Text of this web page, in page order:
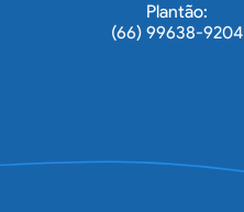
Plantão:
(66) 99638-9204